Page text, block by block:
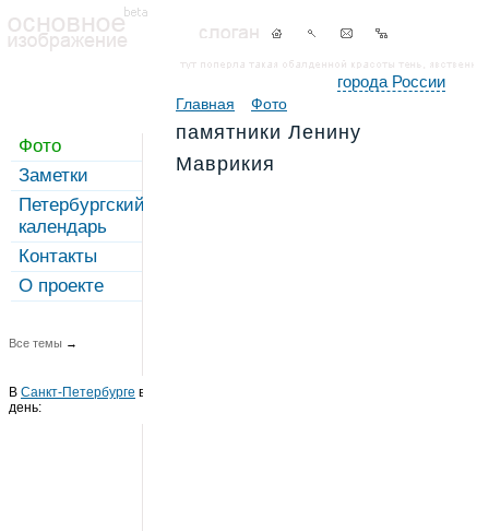
города России
Фото
Заметки
Петербургский
календарь
Контакты
О проекте
Все темы →
В Санкт-Петербурге в этот
день:
Главная Фото
памятники Ленину
Маврикия